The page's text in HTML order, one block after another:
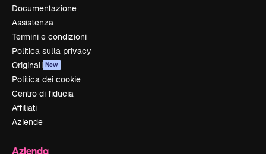
Documentazione
Assistenza
Termini e condizioni
Politica sulla privacy
Originali New
Politica dei cookie
Centro di fiducia
Affiliati
Aziende
Azienda